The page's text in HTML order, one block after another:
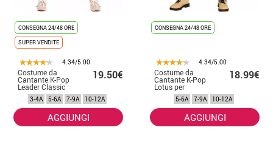
CONSEGNA 24/48 ORE
SUPER VENDITE
4.34/5.00
Costume da
Cantante K-Pop
Leader Classic
per bambina
19.50€
3-4A 5-6A 7-9A 10-12A
AGGIUNGI
CONSEGNA 24/48 ORE
4.34/5.00
Costume da
Cantante K-Pop
Lotus per
bambina
18.99€
5-6A 7-9A 10-12A
AGGIUNGI